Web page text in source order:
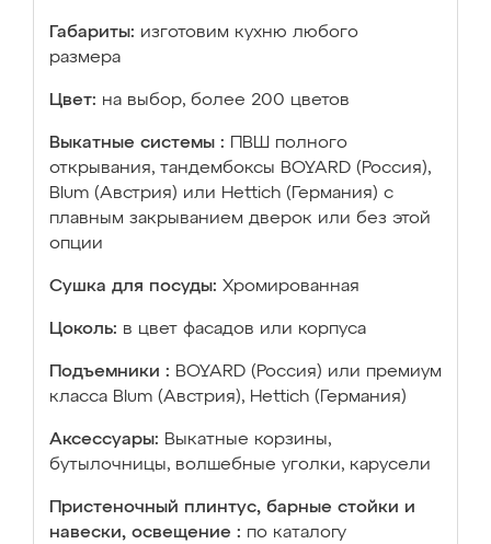
Габариты: изготовим кухню любого
размера
Цвет: на выбор, более 200 цветов
Выкатные системы :
ПВШ полного
открывания, тандембоксы BOYARD (Россия),
Blum (Австрия) или Hettich (Германия) с
плавным закрыванием дверок или без этой
опции
Сушка для посуды: Хромированная
Цоколь: в цвет фасадов или корпуса
Подъемники : BOYARD (Россия) или премиум
класса Blum (Австрия), Hettich (Германия)
Аксессуары: Выкатные корзины,
бутылочницы, волшебные уголки, карусели
Пристеночный плинтус, барные стойки и
навески, освещение : по каталогу